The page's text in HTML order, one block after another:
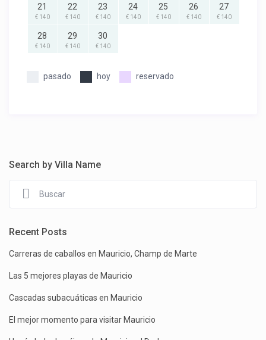
21
€ 140
22
€ 140
23
€ 140
24
€ 140
25
€ 140
26
€ 140
27
€ 140
28
€ 140
29
€ 140
30
€ 140
pasado hoy reservado
Search by Villa Name
Recent Posts
Carreras de caballos en Mauricio, Champ de Marte
Las 5 mejores playas de Mauricio
Cascadas subacuáticas en Mauricio
El mejor momento para visitar Mauricio